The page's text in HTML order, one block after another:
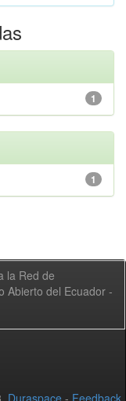
1
1
la Red de
Abierto del Ecuador -
Duraspace - Feedback